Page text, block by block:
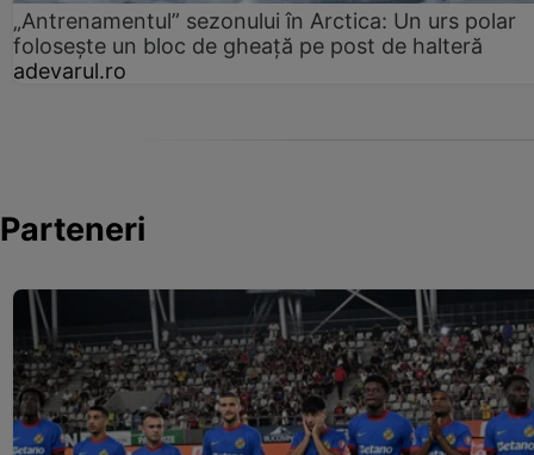
„Antrenamentul” sezonului în Arctica: Un urs polar
folosește un bloc de gheață pe post de halteră
adevarul.ro
Parteneri